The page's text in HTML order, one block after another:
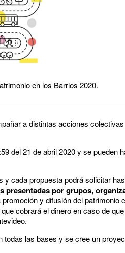
en los Barrios 2020.
a distintas acciones
del 21 de abril 2020 y se pueden
cada propuesta podrá solicitar
presentadas por grupos,
y difusión del patrimonio
cobrará el dinero en caso de
las bases y se cree un